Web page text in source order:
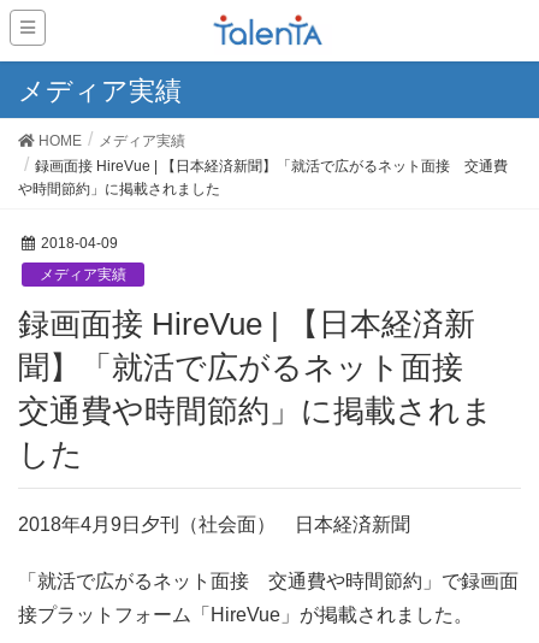
メディア実績
HOME
メディア実績
録画面接 HireVue | 【日本経済新聞】「就活で広がるネット面接 交通費
や時間節約」に掲載されました
2018-04-09
メディア実績
録画面接 HireVue | 【日本経済新
聞】「就活で広がるネット面接
交通費や時間節約」に掲載されま
した
2018年4月9日夕刊（社会面） 日本経済新聞
「就活で広がるネット面接 交通費や時間節約」で録画面
接プラットフォーム「HireVue」が掲載されました。